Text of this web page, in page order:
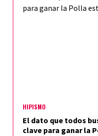
HIPISMO
El dato que todos
clave para ganar la